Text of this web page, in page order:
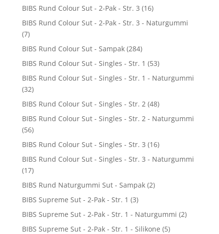
BIBS Rund Colour Sut - 2-Pak - Str. 3 (16)
BIBS Rund Colour Sut - 2-Pak - Str. 3 - Naturgummi
(7)
BIBS Rund Colour Sut - Sampak (284)
BIBS Rund Colour Sut - Singles - Str. 1 (53)
BIBS Rund Colour Sut - Singles - Str. 1 - Naturgummi
(32)
BIBS Rund Colour Sut - Singles - Str. 2 (48)
BIBS Rund Colour Sut - Singles - Str. 2 - Naturgummi
(56)
BIBS Rund Colour Sut - Singles - Str. 3 (16)
BIBS Rund Colour Sut - Singles - Str. 3 - Naturgummi
(17)
BIBS Rund Naturgummi Sut - Sampak (2)
BIBS Supreme Sut - 2-Pak - Str. 1 (3)
BIBS Supreme Sut - 2-Pak - Str. 1 - Naturgummi (2)
BIBS Supreme Sut - 2-Pak - Str. 1 - Silikone (5)